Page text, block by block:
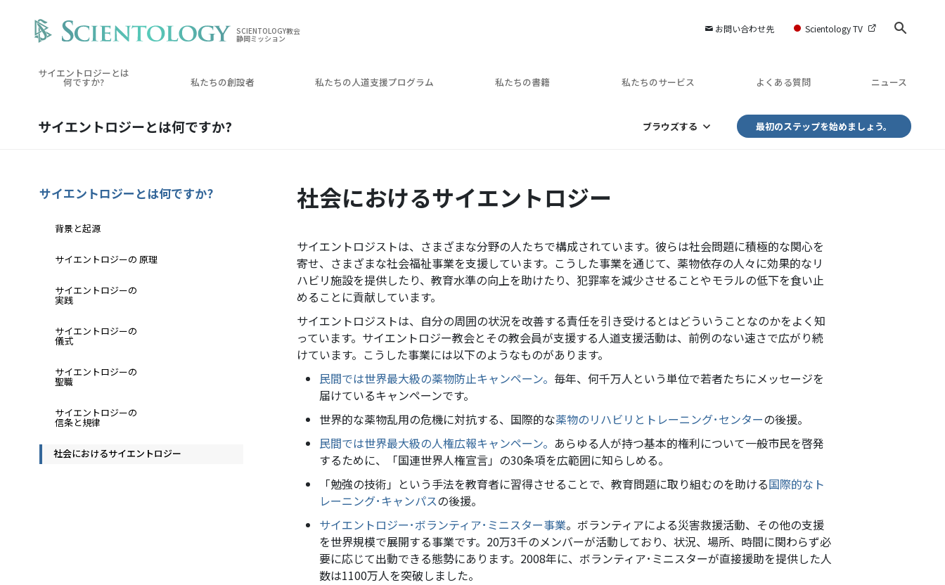
お問い合わせ先 Scientology TV
SCIENTOLOGY教会
静岡ミッション
サイエントロジーとは
何ですか? 私たちの創設者 私たちの人道支援プログラム 私たちの書籍 私たちのサービス よくある質問 ニュース
サイエントロジーとは何ですか? ブラウズする 最初のステップを始めましょう。
社会におけるサイエントロジー
サイエントロジストは、さまざまな分野の人たちで構成されています。彼らは社会問題に積極的な関心を
寄せ、さまざまな社会福祉事業を支援しています。こうした事業を通じて、薬物依存の人々に効果的なリ
ハビリ施設を提供したり、教育水準の向上を助けたり、犯罪率を減少させることやモラルの低下を食い止
めることに貢献しています。
サイエントロジストは、自分の周囲の状況を改善する責任を引き受けるとはどういうことなのかをよく知
っています。サイエントロジー教会とその教会員が支援する人道支援活動は、前例のない速さで広がり続
けています。こうした事業には以下のようなものがあります。
民間では世界最大級の薬物防止キャンペーン。 毎年、何千万人という単位で若者たちにメッセージを
届けているキャンペーンです。
世界的な薬物乱用の危機に対抗する、国際的な薬物のリハビリとトレーニング･センターの後援。
民間では世界最大級の人権広報キャンペーン。 あらゆる人が持つ基本的権利について一般市民を啓発
するために、「国連世界人権宣言」の30条項を広範囲に知らしめる。
「勉強の技術」という手法を教育者に習得させることで、教育問題に取り組むのを助ける国際的なト
レーニング･キャンパスの後援。
サイエントロジー･ボランティア･ミニスター事業。ボランティアによる災害救援活動、その他の支援
を世界規模で展開する事業です。20万3千のメンバーが活動しており、状況、場所、時間に関わらず必
要に応じて出動できる態勢にあります。2008年に、ボランティア･ミニスターが直接援助を提供した人
数は1100万人を突破しました。
サイエントロジーとは何ですか?
背景と起源
サイエントロジーの 原理
サイエントロジーの
実践
サイエントロジーの
儀式
サイエントロジーの
聖職
サイエントロジーの
信条と規律
社会におけるサイエントロジー